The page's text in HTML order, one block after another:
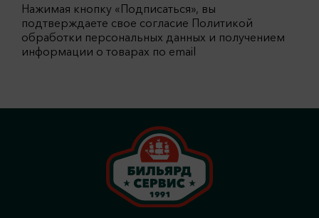
Нажимая кнопку «Подписаться», вы
подтверждаете свое согласие Политикой
обработки персональных данных и получением
информации о товарах по email